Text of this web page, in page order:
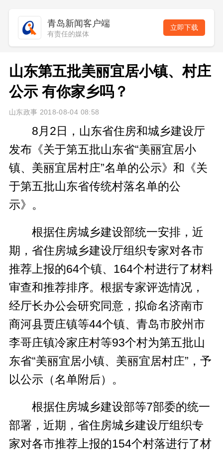
青岛新闻客户端
有责任的媒体
立即下载
山东第五批美丽宜居小镇、村庄
公示 有你家乡吗？
山东政事 2018-08-04 08:58
8月2日，山东省住房和城乡建设厅
发布《关于第五批山东省“美丽宜居小
镇、美丽宜居村庄”名单的公示》和《关
于第五批山东省传统村落名单的公
示》。
根据住房城乡建设部统一安排，近
期，省住房城乡建设厅组织专家对各市
推荐上报的64个镇、164个村进行了材料
审查和推荐排序。根据专家评选情况，
经厅长办公会研究同意，拟命名济南市
商河县贾庄镇等44个镇、青岛市胶州市
李哥庄镇冷家庄村等93个村为第五批山
东省“美丽宜居小镇、美丽宜居村庄”，予
以公示（名单附后）。
根据住房城乡建设部等7部委的统一
部署，近期，省住房城乡建设厅组织专
家对各市推荐上报的154个村落进行了材